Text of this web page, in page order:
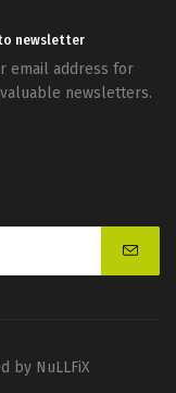
newsletter
email address for
newsletters.
by NuLLFiX